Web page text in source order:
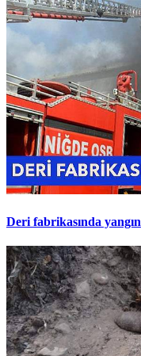
Deri fabrikasında yangın